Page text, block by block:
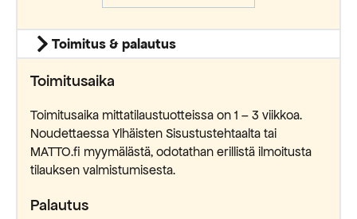
Toimitus & palautus
Toimitusaika
Toimitusaika mittatilaustuotteissa on 1 – 3 viikkoa.
Noudettaessa Ylhäisten Sisustustehtaalta tai
MATTO.fi myymälästä, odotathan erillistä ilmoitusta
tilauksen valmistumisesta.
Palautus